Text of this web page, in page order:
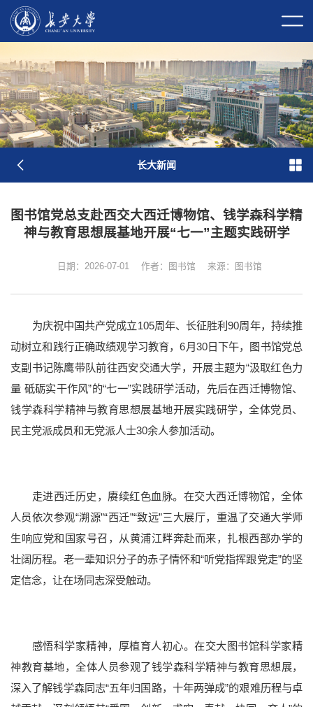
长大映像
院士风采 二级教授 黄大年式教师团队 教师个人主页
长大新闻
图书馆党总支赴西交大西迁博物馆、钱学森科学精
神与教育思想展基地开展“七一”主题实践研学
日期：2026-07-01 作者：图书馆 来源：图书馆
为庆祝中国共产党成立105周年、长征胜利90周年，持续推
动树立和践行正确政绩观学习教育，6月30日下午，图书馆党总
支副书记陈鹰带队前往西安交通大学，开展主题为“汲取红色力
量 砥砺实干作风”的“七一”实践研学活动，先后在西迁博物馆、
钱学森科学精神与教育思想展基地开展实践研学，全体党员、
民主党派成员和无党派人士30余人参加活动。
走进西迁历史，赓续红色血脉。在交大西迁博物馆，全体
人员依次参观“溯源”“西迁”“致远”三大展厅，重温了交通大学师
生响应党和国家号召，从黄浦江畔奔赴而来，扎根西部办学的
壮阔历程。老一辈知识分子的赤子情怀和“听党指挥跟党走”的坚
定信念，让在场同志深受触动。
感悟科学家精神，厚植育人初心。在交大图书馆科学家精
神教育基地，全体人员参观了钱学森科学精神与教育思想展，
深入了解钱学森同志“五年归国路，十年两弹成”的艰难历程与卓
图